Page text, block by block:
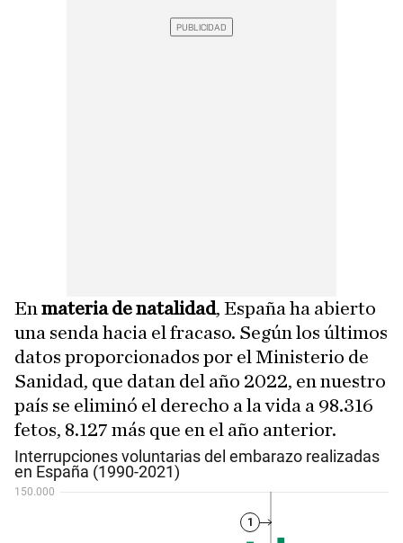
En materia de natalidad, España ha abierto
una senda hacia el fracaso. Según los últimos
datos proporcionados por el Ministerio de
Sanidad, que datan del año 2022, en nuestro
país se eliminó el derecho a la vida a 98.316
fetos, 8.127 más que en el año anterior.